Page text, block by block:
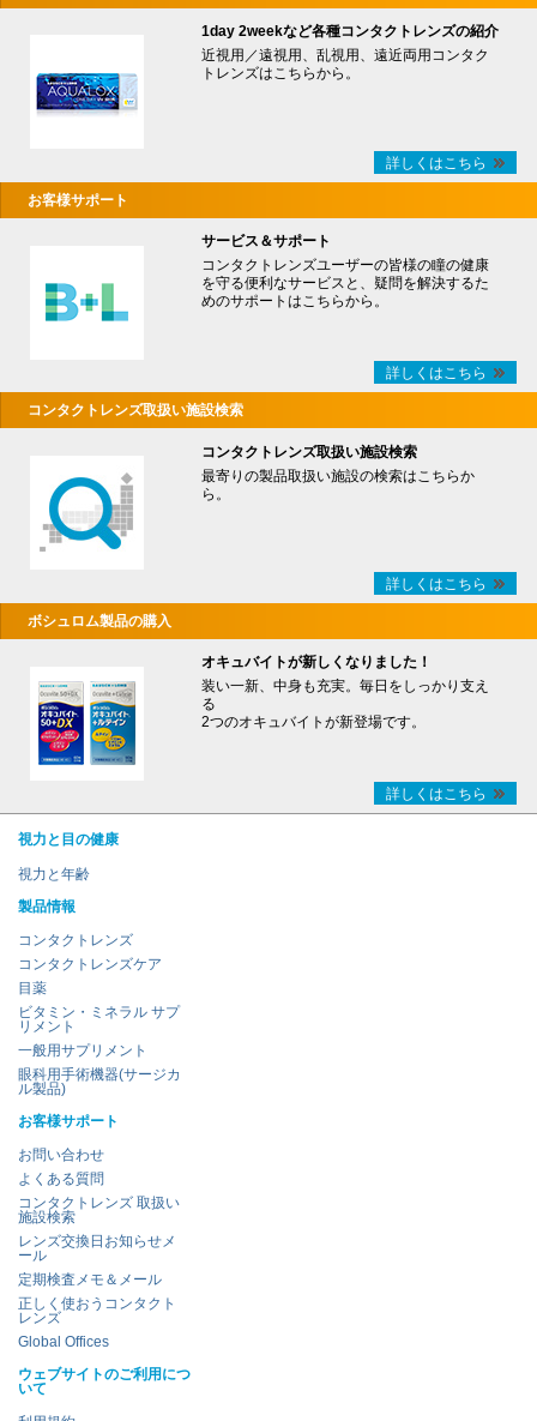
1day 2weekなど各種コンタクトレンズの紹介
近視用／遠視用、乱視用、遠近両用コンタク
トレンズはこちらから。
詳しくはこちら
お客様サポート
サービス＆サポート
コンタクトレンズユーザーの皆様の瞳の健康
を守る便利なサービスと、疑問を解決するた
めのサポートはこちらから。
詳しくはこちら
コンタクトレンズ取扱い施設検索
コンタクトレンズ取扱い施設検索
最寄りの製品取扱い施設の検索はこちらか
ら。
詳しくはこちら
ボシュロム製品の購入
オキュバイトが新しくなりました！
装い一新、中身も充実。毎日をしっかり支え
る
2つのオキュバイトが新登場です。
詳しくはこちら
視力と目の健康
視力と年齢
製品情報
コンタクトレンズ
コンタクトレンズケア
目薬
ビタミン・ミネラル サプ
リメント
一般用サプリメント
眼科用手術機器(サージカ
ル製品)
お客様サポート
お問い合わせ
よくある質問
コンタクトレンズ 取扱い
施設検索
レンズ交換日お知らせメ
ール
定期検査メモ＆メール
正しく使おうコンタクト
レンズ
Global Offices
ウェブサイトのご利用につ
いて